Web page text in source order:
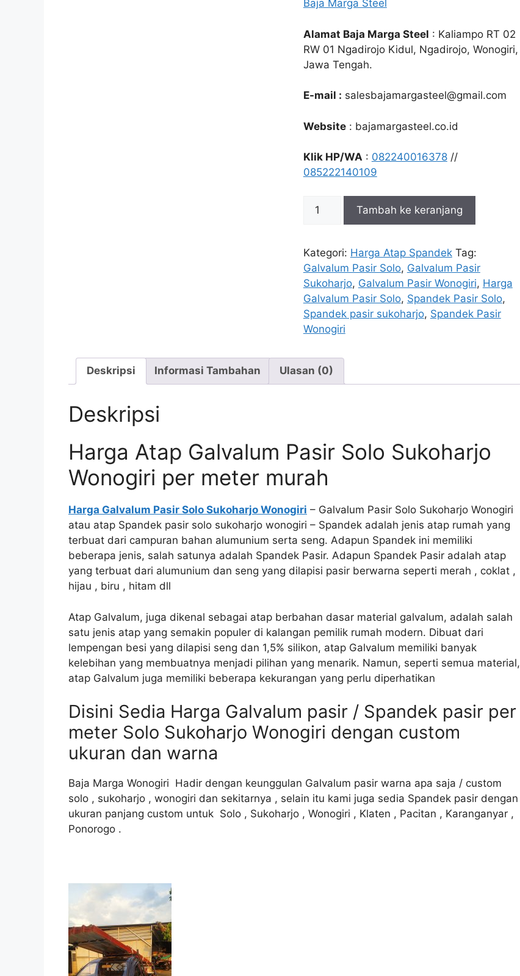
Baja Marga Steel
Alamat Baja Marga Steel : Kaliampo RT 02
RW 01 Ngadirojo Kidul, Ngadirojo, Wonogiri,
Jawa Tengah.
E-mail : salesbajamargasteel@gmail.com
Website: bajamargasteel.co.id
Klik HP/WA: 082240016378//
085222140109
Harga
Pasir
Solo
Sukoharjo
Wonogiri
Tambah ke keranjang
Kategori: Harga Atap Spandek Tag:
Galvalum Pasir Solo, Galvalum Pasir
Sukoharjo, Galvalum Pasir Wonogiri, Harga
Galvalum Pasir Solo, Spandek Pasir Solo,
Spandek pasir sukoharjo, Spandek Pasir
Wonogiri
Deskripsi Informasi Tambahan Ulasan (0)
Deskripsi
Harga Atap Galvalum Pasir Solo Sukoharjo
Wonogiri per meter murah
Harga Galvalum Pasir Solo Sukoharjo Wonogiri – Galvalum Pasir Solo Sukoharjo Wonogiri
atau atap Spandek pasir solo sukoharjo wonogiri – Spandek adalah jenis atap rumah yang
terbuat dari campuran bahan alumunium serta seng. Adapun Spandek ini memiliki
beberapa jenis, salah satunya adalah Spandek Pasir. Adapun Spandek Pasir adalah atap
yang terbuat dari alumunium dan seng yang dilapisi pasir berwarna seperti merah , coklat ,
hijau , biru , hitam dll
Atap Galvalum, juga dikenal sebagai atap berbahan dasar material galvalum, adalah salah
satu jenis atap yang semakin populer di kalangan pemilik rumah modern. Dibuat dari
lempengan besi yang dilapisi seng dan 1,5% silikon, atap Galvalum memiliki banyak
kelebihan yang membuatnya menjadi pilihan yang menarik. Namun, seperti semua material,
atap Galvalum juga memiliki beberapa kekurangan yang perlu diperhatikan
Disini Sedia Harga Galvalum pasir / Spandek pasir per
meter Solo Sukoharjo Wonogiri dengan custom
ukuran dan warna
Baja Marga Wonogiri Hadir dengan keunggulan Galvalum pasir warna apa saja / custom
solo , sukoharjo , wonogiri dan sekitarnya , selain itu kami juga sedia Spandek pasir dengan
ukuran panjang custom untuk Solo , Sukoharjo , Wonogiri , Klaten , Pacitan , Karanganyar ,
Ponorogo .